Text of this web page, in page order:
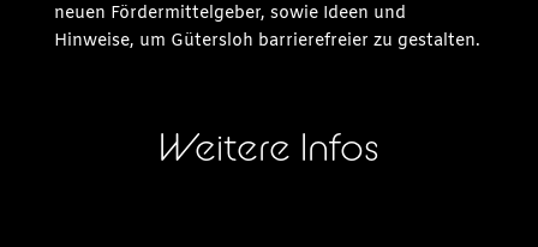
neuen Fördermittelgeber, sowie Ideen und
Hinweise, um Gütersloh barrierefreier zu gestalten.
Weitere Infos